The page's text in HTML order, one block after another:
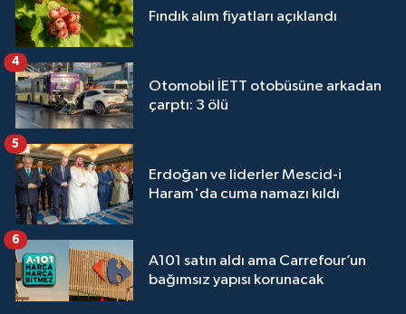
Fındık alım fiyatları açıklandı
Otomobil İETT otobüsüne arkadan
çarptı: 3 ölü
4
Erdoğan ve liderler Mescid-i
Haram'da cuma namazı kıldı
5
A101 satın aldı ama Carrefour’un
bağımsız yapısı korunacak
6